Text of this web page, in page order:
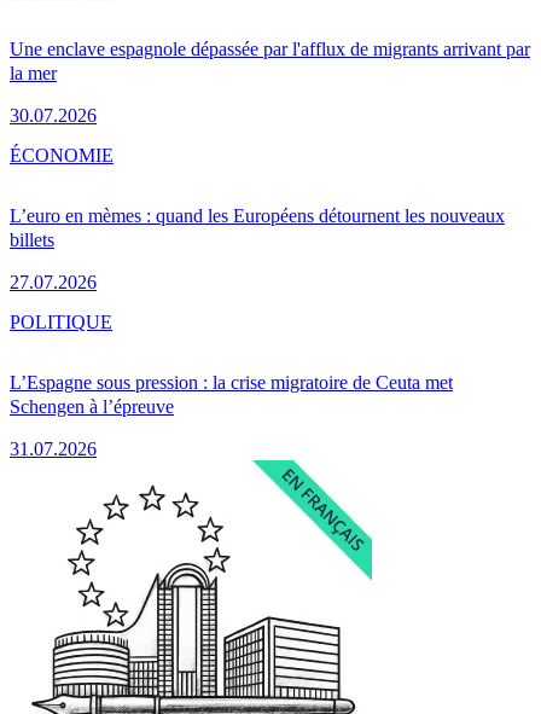
Une enclave espagnole dépassée par l'afflux de migrants arrivant par
la mer
30.07.2026
L’euro en mèmes : quand les Européens détournent les nouveaux
billets
27.07.2026
ÉCONOMIE
L’Espagne sous pression : la crise migratoire de Ceuta met
Schengen à l’épreuve
31.07.2026
POLITIQUE